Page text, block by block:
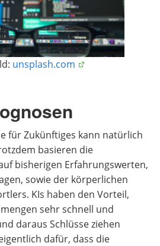
unsplash.com
für Zukünftiges kann natürlich
basieren die
bisherigen Erfahrungswerten,
sowie der körperlichen
KIs haben den Vorteil,
sehr schnell und
daraus Schlüsse ziehen
dafür, dass die